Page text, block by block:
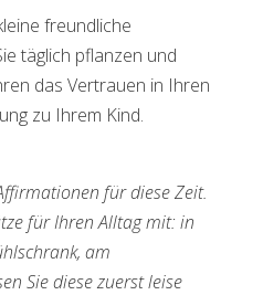
freundliche
täglich pflanzen und
das Vertrauen in Ihren
zu Ihrem Kind.
für diese Zeit.
für Ihren Alltag mit: in
am
Sie diese zuerst leise